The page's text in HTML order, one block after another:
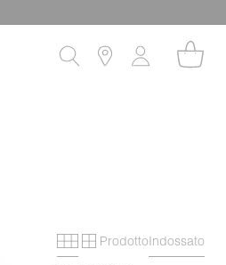
Primary grid
Secondary grid
ProdottoIndossato